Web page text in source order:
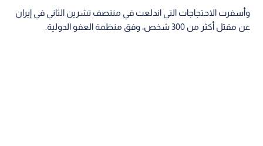
وأسفرت الاحتجاجات التي اندلعت في منتصف تشرين الثاني في إيران
عن مقتل أكثر من 300 شخص، وفق منظمة العفو الدولية.